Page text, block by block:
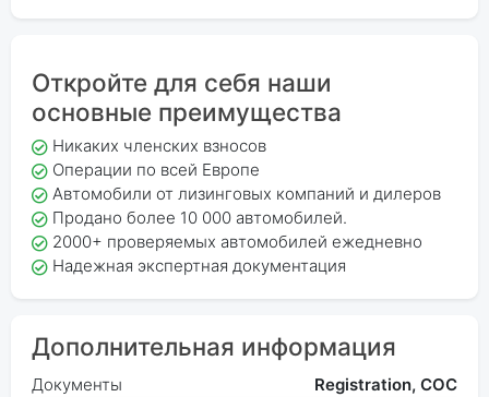
Откройте для себя наши
основные преимущества
Никаких членских взносов
Операции по всей Европе
Автомобили от лизинговых компаний и дилеров
Продано более 10 000 автомобилей.
2000+ проверяемых автомобилей ежедневно
Надежная экспертная документация
Дополнительная информация
Документы
Registration, COC